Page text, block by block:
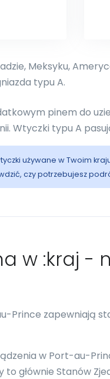
Meksyku,
typu A.
pinem do
Wtyczki typu A
używane w Twoim
czy potrzebujesz
w :kraj -
Prince zapewniają
w Port-au-
to głównie Stanów